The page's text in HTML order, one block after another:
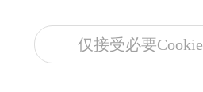
仅接受必要Cookie